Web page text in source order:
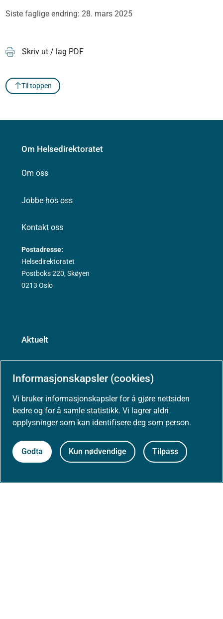
Informasjonskapsler (cookies)
Vi bruker informasjonskapsler for å gjøre nettsiden
bedre og for å samle statistikk. Vi lagrer aldri
opplysninger som kan identifisere deg som person.
Godta Kun nødvendige Tilpass
Siste faglige endring: 28. mars 2025
Skriv ut / lag PDF
Til toppen
Om Helsedirektoratet
Om oss
Jobbe hos oss
Kontakt oss
Postadresse:
Helsedirektoratet
Postboks 220, Skøyen
0213 Oslo
Aktuelt
Høringer
Presse